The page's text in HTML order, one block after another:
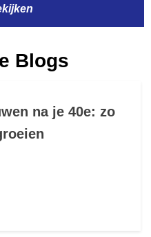
Blogs
na je 40e: zo